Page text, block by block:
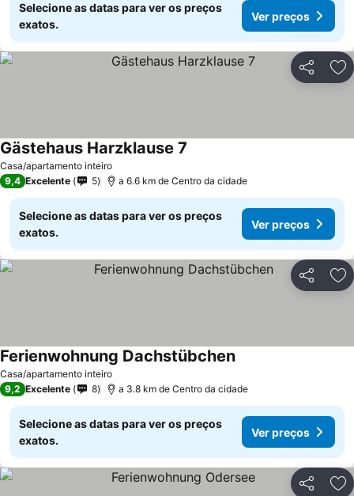
Selecione as datas para ver os preços
exatos.
Ver preços
Partilhar
Casa/apartamento inteiro
Gästehaus Harzklause 7
9,4 Excelente 5 a 6.6 km de Centro da cidade
Selecione as datas para ver os preços
exatos.
Ver preços
Partilhar
Casa/apartamento inteiro
Ferienwohnung Dachstübchen
9,2 Excelente 8 a 3.8 km de Centro da cidade
Selecione as datas para ver os preços
exatos.
Ver preços
Partilhar